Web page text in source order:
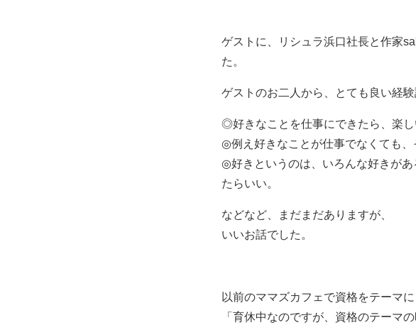
ゲストに、リシュラ浜口社長と作家
た。
ゲストのお二人から、とても良い経
◎好きなことを仕事にできたら、楽し
◎例え好きなことが仕事でなくても、
◎好きというのは、いろんな好きが
たらいい。
などなど、まだまだありますが、
いいお話でした。
以前のママズカフェで資格をテーマ
「育休中なのですが、資格のテーマ